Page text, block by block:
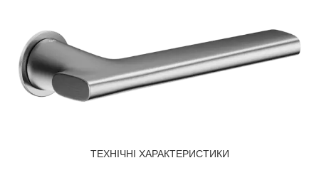
ТЕХНІЧНІ ХАРАКТЕРИСТИКИ